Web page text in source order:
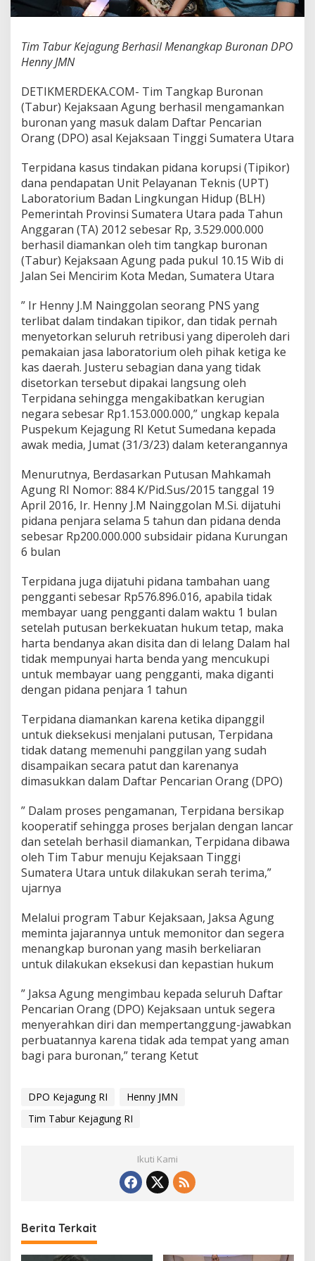
a
s
l
n
a
n
g
k
a
B
u
r
o
n
a
n
D
P
e
n
n
y
M
N
Tim Tabur Kejagung Berhasil Menangkap Buronan DPO
Henny JMN
DETIKMERDEKA.COM- Tim Tangkap Buronan
(Tabur) Kejaksaan Agung berhasil mengamankan
buronan yang masuk dalam Daftar Pencarian
Orang (DPO) asal Kejaksaan Tinggi Sumatera Utara
Terpidana kasus tindakan pidana korupsi (Tipikor)
dana pendapatan Unit Pelayanan Teknis (UPT)
Laboratorium Badan Lingkungan Hidup (BLH)
Pemerintah Provinsi Sumatera Utara pada Tahun
Anggaran (TA) 2012 sebesar Rp, 3.529.000.000
berhasil diamankan oleh tim tangkap buronan
(Tabur) Kejaksaan Agung pada pukul 10.15 Wib di
Jalan Sei Mencirim Kota Medan, Sumatera Utara
” Ir Henny J.M Nainggolan seorang PNS yang
terlibat dalam tindakan tipikor, dan tidak pernah
menyetorkan seluruh retribusi yang diperoleh dari
pemakaian jasa laboratorium oleh pihak ketiga ke
kas daerah. Justeru sebagian dana yang tidak
disetorkan tersebut dipakai langsung oleh
Terpidana sehingga mengakibatkan kerugian
negara sebesar Rp1.153.000.000,” ungkap kepala
Puspekum Kejagung RI Ketut Sumedana kepada
awak media, Jumat (31/3/23) dalam keterangannya
Menurutnya, Berdasarkan Putusan Mahkamah
Agung RI Nomor: 884 K/Pid.Sus/2015 tanggal 19
April 2016, Ir. Henny J.M Nainggolan M.Si. dijatuhi
pidana penjara selama 5 tahun dan pidana denda
sebesar Rp200.000.000 subsidair pidana Kurungan
6 bulan
Terpidana juga dijatuhi pidana tambahan uang
pengganti sebesar Rp576.896.016, apabila tidak
membayar uang pengganti dalam waktu 1 bulan
setelah putusan berkekuatan hukum tetap, maka
harta bendanya akan disita dan di lelang Dalam hal
tidak mempunyai harta benda yang mencukupi
untuk membayar uang pengganti, maka diganti
dengan pidana penjara 1 tahun
Terpidana diamankan karena ketika dipanggil
untuk dieksekusi menjalani putusan, Terpidana
tidak datang memenuhi panggilan yang sudah
disampaikan secara patut dan karenanya
dimasukkan dalam Daftar Pencarian Orang (DPO)
” Dalam proses pengamanan, Terpidana bersikap
kooperatif sehingga proses berjalan dengan lancar
dan setelah berhasil diamankan, Terpidana dibawa
oleh Tim Tabur menuju Kejaksaan Tinggi
Sumatera Utara untuk dilakukan serah terima,”
ujarnya
Melalui program Tabur Kejaksaan, Jaksa Agung
meminta jajarannya untuk memonitor dan segera
menangkap buronan yang masih berkeliaran
untuk dilakukan eksekusi dan kepastian hukum
” Jaksa Agung mengimbau kepada seluruh Daftar
Pencarian Orang (DPO) Kejaksaan untuk segera
menyerahkan diri dan mempertanggung-jawabkan
perbuatannya karena tidak ada tempat yang aman
bagi para buronan,” terang Ketut
DPO Kejagung RI
Henny JMN
Tim Tabur Kejagung RI
Ikuti Kami
Berita Terkait